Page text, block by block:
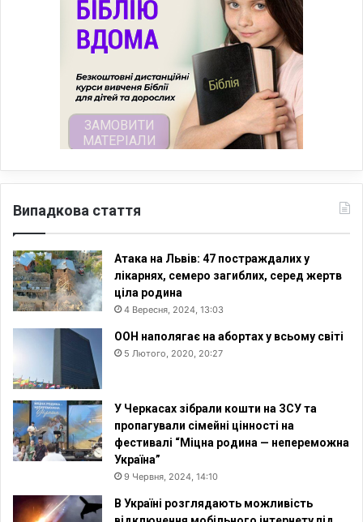
Випадкова стаття
Атака на Львів: 47 постраждалих у
лікарнях, семеро загиблих, серед жертв
ціла родина
4 Вересня, 2024, 13:03
ООН наполягає на абортах у всьому світі
5 Лютого, 2020, 20:27
У Черкасах зібрали кошти на ЗСУ та
пропагували сімейні цінності на
фестивалі “Міцна родина — непереможна
Україна”
9 Червня, 2024, 14:10
В Україні розглядають можливість